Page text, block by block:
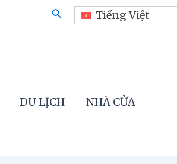
Search Tiếng Việt
DU LỊCH NHÀ CỬA